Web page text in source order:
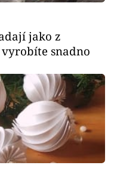
jako z
snadno